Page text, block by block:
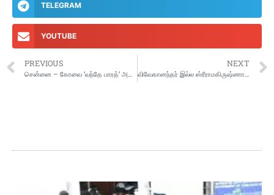
TELEGRAM
YOUTUBE
PREVIOUS
சென்னை – கோவை ‘வந்தே பாரத்’ அதிவிரைவு ரயிலை பிரதமர் மோடி தொடங்கி வைத்தார்
NEXT
விவேகானந்தர் இல்ல ஸ்ரீராமகிருஷ்ணா மடத்தின் 125-வது ஆண்டு விழாவில் பிரதமர் பங்கேற்பு